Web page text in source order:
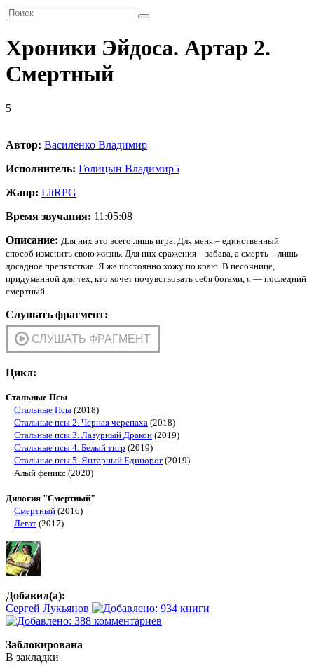
Хроники Эйдоса. Артар 2.
Смертный
5
Автор: Василенко Владимир
Исполнитель: Голицын Владимир5
Жанр: LitRPG
Время звучания: 11:05:08
Описание: Для них это всего лишь игра. Для меня – единственный
способ изменить свою жизнь. Для них сражения – забава, а смерть – лишь
досадное препятствие. Я же постоянно хожу по краю. В песочнице,
придуманной для тех, кто хочет почувствовать себя богами, я — последний
смертный.
Слушать фрагмент:
Цикл:
Стальные Псы
Стальные Псы (2018)
Стальные псы 2. Черная черепаха (2018)
Стальные псы 3. Лазурный Дракон (2019)
Стальные псы 4. Белый тигр (2019)
Стальные псы 5. Янтарный Единорог (2019)
Алый феникс (2020)
Дилогия "Смертный"
Смертный (2016)
Легат (2017)
Добавил(а):
Сергей Лукьянов
Заблокирована
В закладки